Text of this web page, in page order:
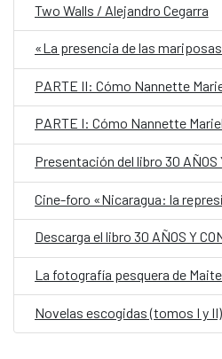
Two Walls / Alejandro Cegarra
Presentación del libro 30 AÑOS
Cine-foro «Nicaragua: la
Descarga el libro 30 AÑOS Y
La fotografía pesquera de